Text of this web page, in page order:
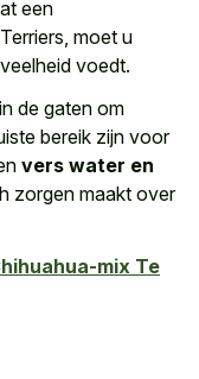
een
moet u
voedt.
de gaten om
bereik zijn voor
vers water en
zorgen maakt over
mix Te